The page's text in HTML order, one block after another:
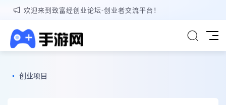
欢迎来到致富经创业论坛-创业者交流平台！
• 创业项目